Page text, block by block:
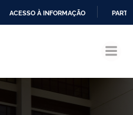
CONTEÚDO
ACESSO À INFORMAÇÃO